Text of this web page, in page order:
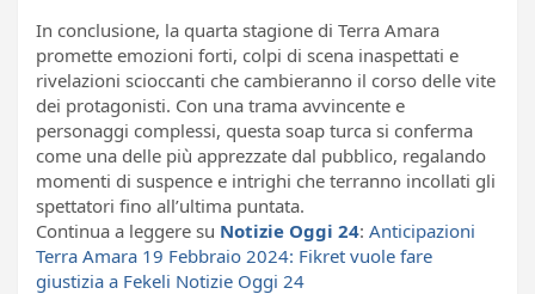
In conclusione, la quarta stagione di Terra Amara
promette emozioni forti, colpi di scena inaspettati e
rivelazioni scioccanti che cambieranno il corso delle vite
dei protagonisti. Con una trama avvincente e
personaggi complessi, questa soap turca si conferma
come una delle più apprezzate dal pubblico, regalando
momenti di suspence e intrighi che terranno incollati gli
spettatori fino all’ultima puntata.
Continua a leggere su Notizie Oggi 24: Anticipazioni
Terra Amara 19 Febbraio 2024: Fikret vuole fare
giustizia a Fekeli Notizie Oggi 24